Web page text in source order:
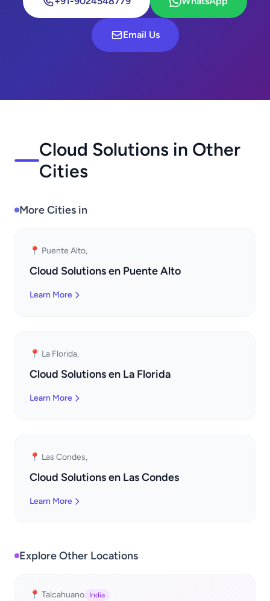
Email Us
Cloud Solutions in Other
Cities
More Cities in
📍 Puente Alto,
Cloud Solutions en Puente Alto
Learn More
📍 La Florida,
Cloud Solutions en La Florida
Learn More
📍 Las Condes,
Cloud Solutions en Las Condes
Learn More
Explore Other Locations
📍 Talcahuano
India